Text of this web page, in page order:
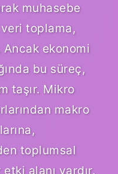
muhasebe
toplama,
ekonomi
bu süreç,
taşır. Mikro
makro
toplumsal
alanı vardır.